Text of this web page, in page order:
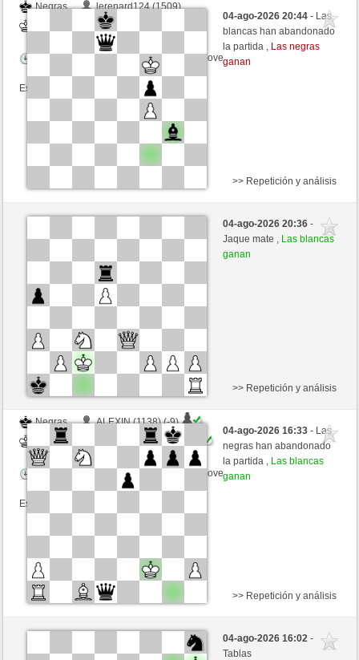
Negras
lerenard124 (1509)
schacho2 (1276)
Tiempo: 10 minutes/side + 8 seconds/move
Esta partida es por puntos
04-ago-2026 20:44- Las
blancas han abandonado
la partida , Las negras
ganan
Negras
ALEXIN (1129) (+28)
Tiempo: 10 minutes/side + 8 seconds/move
Esta partida es por puntos
>> Repetición y análisis
04-ago-2026 20:36-
Jaque mate , Las blancas
ganan
Negras
ALEXIN (1138) (-9)
Blancas
schacho2 (1290) (+9)
Tiempo: 10 minutes/side + 8 seconds/move
Esta partida es por puntos
>> Repetición y análisis
04-ago-2026 16:33- Las
negras han abandonado
la partida , Las blancas
ganan
Negras
TrojanHorse (1155) (-11)
schacho2 (1279) (+11)
>> Repetición y análisis
04-ago-2026 16:02-
Tablas